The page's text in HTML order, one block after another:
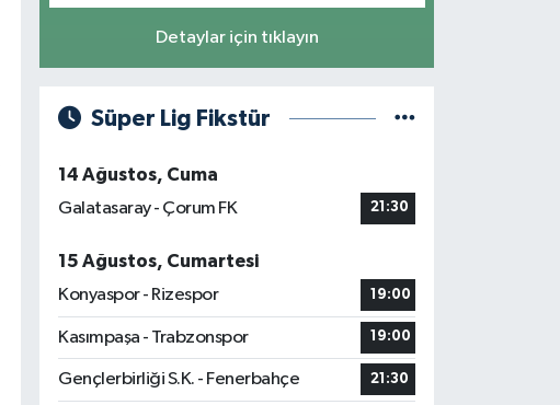
Detaylar için tıklayın
Süper Lig Fikstür
14 Ağustos, Cuma
Galatasaray - Çorum FK
21:30
15 Ağustos, Cumartesi
Konyaspor - Rizespor
19:00
Kasımpaşa - Trabzonspor 19:00
Gençlerbirliği S.K. - Fenerbahçe 21:30